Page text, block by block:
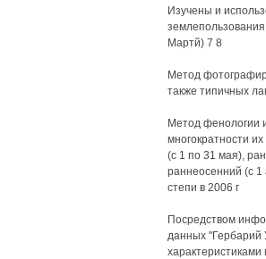
Изучены и
Мартй) 7 8
Метод
также типичных
Метод фенологии
многократности
(с 1 по 31 мая),
раннеосенний (с 1
степи в 2006 г
Посредством
данных "Гербарий